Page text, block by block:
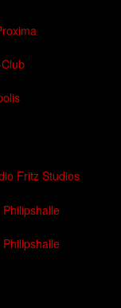
Fritz Studios